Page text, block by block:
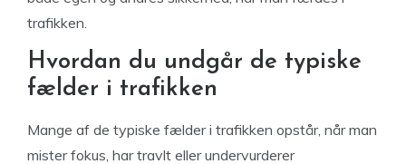
trafikken.
Hvordan du undgår de typiske
fælder i trafikken
Mange af de typiske fælder i trafikken opstår, når man
mister fokus, har travlt eller undervurderer